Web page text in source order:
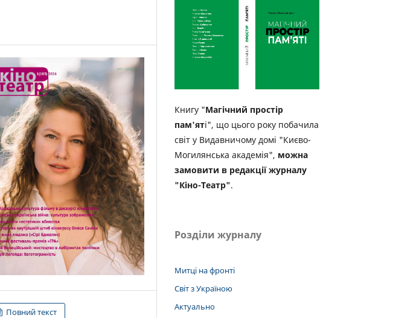
Повний текст
Книгу "Магічний простір
пам'яті", що цього року побачила
світ у Видавничому домі "Києво-
Могилянська академія", можна
замовити в редакції журналу
"Кіно-Театр".
Розділи журналу
Митці на фронті
Світ з Україною
Актуально